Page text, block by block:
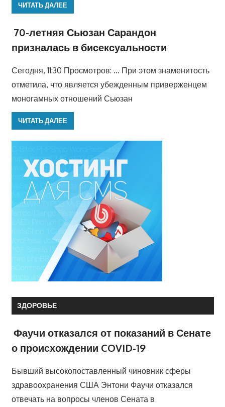
ЧИТАТЬ ДАЛЕЕ
70-летняя Сьюзан Сарандон
призналась в бисексуальности
Сегодня, 11:30 Просмотров: … При этом знаменитость
отметила, что является убежденным приверженцем
моногамных отношений Сьюзан
ЧИТАТЬ ДАЛЕЕ
ЗДОРОВЬЕ
Фаучи отказался от показаний в Сенате
о происхождении COVID-19
Бывший высокопоставленный чиновник сферы
здравоохранения США Энтони Фаучи отказался
отвечать на вопросы членов Сената в